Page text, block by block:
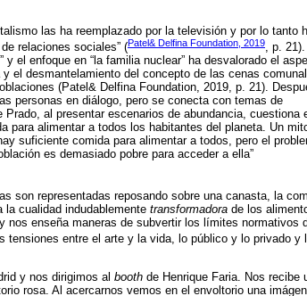
las ha reemplazado por la televisión y por lo tanto
relaciones sociales” (Patel& Delfina Foundation, 2019, p.
el enfoque en “la familia nuclear” ha desvalorado el
el desmantelamiento del concepto de las cenas
(Patel& Delfina Foundation, 2019, p. 21).
personas en diálogo, pero se conecta con temas de
al presentar escenarios de abundancia, cuestiona
para alimentar a todos los habitantes del planeta. Un
suficiente comida para alimentar a todos, pero el
es demasiado pobre para acceder a ella”
son representadas reposando sobre una canasta, la
la cualidad indudablemente transformadora de los
enseña maneras de subvertir los límites normativos
tensiones entre el arte y la vida, lo público y lo privado y
y nos dirigimos al booth de Henrique Faria. Nos recibe
rosa. Al acercarnos vemos en el envoltorio una